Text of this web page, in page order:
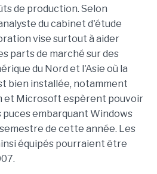
de production. Selon
du cabinet d'étude
vise surtout à aider
parts de marché sur des
du Nord et l'Asie où la
bien installée, notamment
et Microsoft espèrent pouvoir
embarquant Windows
de cette année. Les
équipés pourraient être